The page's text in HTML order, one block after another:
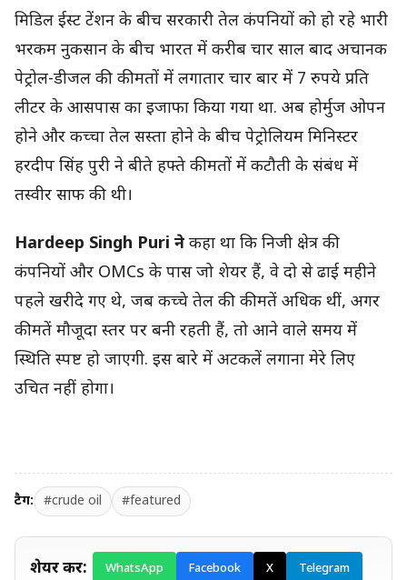
मिडिल ईस्ट टेंशन के बीच सरकारी तेल कंपनियों को हो रहे भारी
भरकम नुकसान के बीच भारत में करीब चार साल बाद अचानक
पेट्रोल-डीजल की कीमतों में लगातार चार बार में 7 रुपये प्रति
लीटर के आसपास का इजाफा किया गया था. अब होर्मुज ओपन
होने और कच्चा तेल सस्ता होने के बीच पेट्रोलियम मिनिस्टर
हरदीप सिंह पुरी ने बीते हफ्ते कीमतों में कटौती के संबंध में
तस्वीर साफ की थी।
Hardeep Singh Puri ने कहा था कि निजी क्षेत्र की
कंपनियों और OMCs के पास जो शेयर हैं, वे दो से ढाई महीने
पहले खरीदे गए थे, जब कच्चे तेल की कीमतें अधिक थीं, अगर
कीमतें मौजूदा स्तर पर बनी रहती हैं, तो आने वाले समय में
स्थिति स्पष्ट हो जाएगी. इस बारे में अटकलें लगाना मेरे लिए
उचित नहीं होगा।
टैग: #crude oil #featured
शेयर करें: WhatsApp Facebook X Telegram